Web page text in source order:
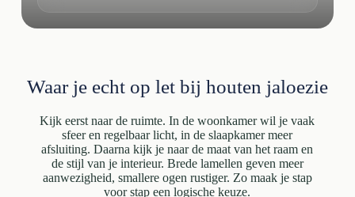
Waar je echt op let bij houten jaloezie
Kijk eerst naar de ruimte. In de woonkamer wil je vaak
sfeer en regelbaar licht, in de slaapkamer meer
afsluiting. Daarna kijk je naar de maat van het raam en
de stijl van je interieur. Brede lamellen geven meer
aanwezigheid, smallere ogen rustiger. Zo maak je stap
voor stap een logische keuze.